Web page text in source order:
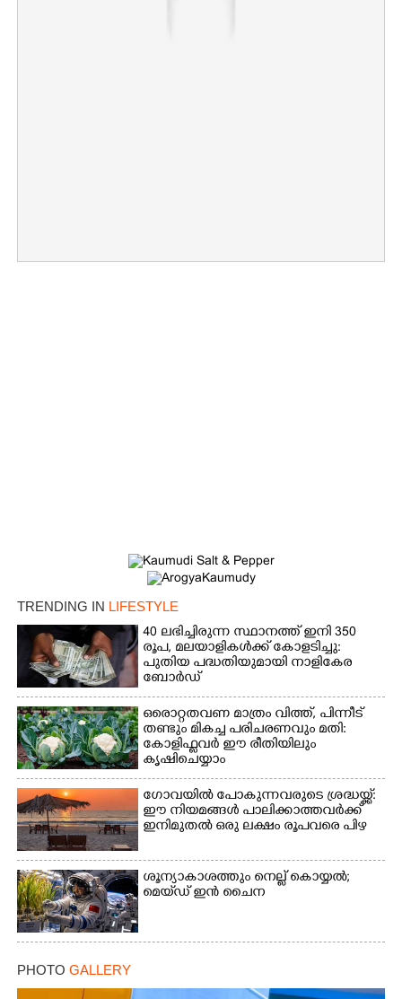
TRENDING IN LIFESTYLE
40 ലഭിച്ചിരുന്ന സ്ഥാനത്ത് ഇനി 350
രൂപ, മലയാളികൾക്ക് കോളടിച്ചു:
പുതിയ പദ്ധതിയുമായി നാളികേര
ബോർഡ്
ഒരൊറ്റതവണ മാത്രം വിത്ത്, പിന്നീട്
തണ്ടും മികച്ച പരിചരണവും മതി:
കോളിഫ്ലവർ ഈ രീതിയിലും
കൃഷിചെയ്യാം
ഗോവയിൽ പോകുന്നവരുടെ ശ്രദ്ധയ്ക്ക്:
ഈ നിയമങ്ങൾ പാലിക്കാത്തവർക്ക്
ഇനിമുതൽ ഒരു ലക്ഷം രൂപവരെ പിഴ
ശൂന്യാകാശത്തും നെല്ല് കൊയ്യൽ;
മെയ്‌ഡ് ഇൻ ചൈന
PHOTO GALLERY